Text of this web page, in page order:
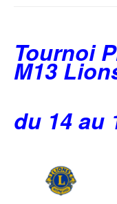
Tournoi
M13
du 14 au